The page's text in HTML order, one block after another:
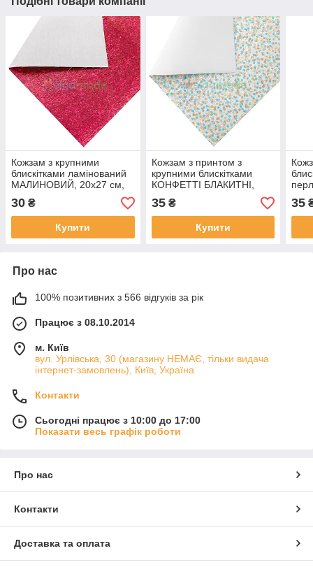
Кожзам з крупними
блискітками ламінований
МАЛИНОВИЙ, 20х27 см,
Китай
30 ₴
Купити
Кожзам з принтом з
крупними блискітками
КОНФЕТТІ БЛАКИТНІ,
20х26 см, Китай
35₴
Купити
35
Про нас
100% позитивних з 566 відгуків за рік
Працює з 08.10.2014
м. Київ
вул. Урлівська, 30 (магазину НЕМАЄ, тільки видача
інтернет-замовлень), Київ, Україна
Контакти
Сьогодні працює з 10:00 до 17:00
Показати весь графік роботи
Про нас
Контакти
Доставка та оплата